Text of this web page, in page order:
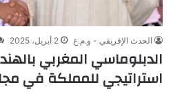
الحدث الإفريقي - و.م.ع 2 أبريل، 2025
الدبلوماسي المغربي
استراتيجي للمملكة في